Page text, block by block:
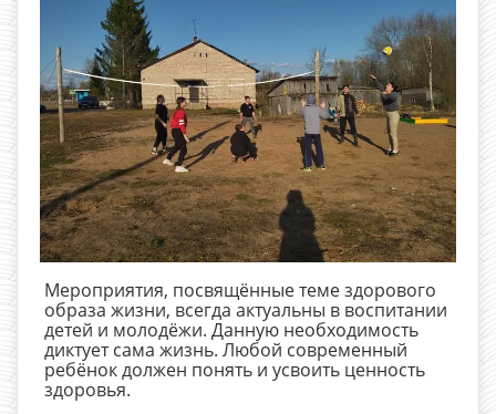
Мероприятия, посвящённые теме здорового
образа жизни, всегда актуальны в воспитании
детей и молодёжи. Данную необходимость
диктует сама жизнь. Любой современный
ребёнок должен понять и усвоить ценность
здоровья.